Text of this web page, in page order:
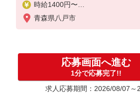
時給1400円〜
※残業代支給
★交通費別途支給（規定あり）
入社祝い金10万円支給(規定有)
お友達を紹介頂くと,
インセンティブ支給(規定有)
青森県八戸市
応募画面へ進む
1分で応募完了!!
求人応募期間：2026/08/07～